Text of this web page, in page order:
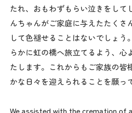
たれ、おもわずもらい泣きをして
んちゃんがご家庭に与えたたくさ
して色褪せることはないでしょう
らかに虹の橋へ旅立てるよう、心
たします。これからもご家族の皆
かな日々を迎えられることを願っ
We assisted with the cremation of